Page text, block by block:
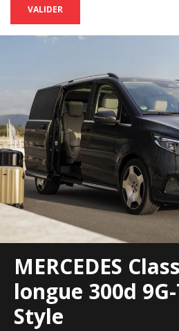
VALIDER
MERCEDES
longue 300d
Style